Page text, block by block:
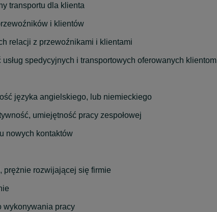
transportu dla klienta
i klientów
relacji z przewoźnikami i klientami
spedycyjnych i transportowych oferowanych klientom
języka angielskiego, lub niemieckiego
umiejętność pracy zespołowej
nowych kontaktów
prężnie rozwijającej się firmie
wykonywania pracy